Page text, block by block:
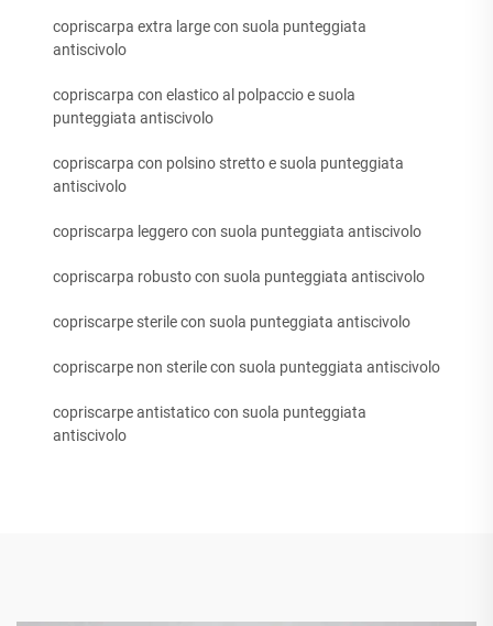
copriscarpa extra large con suola punteggiata
antiscivolo
copriscarpa con elastico al polpaccio e suola
punteggiata antiscivolo
copriscarpa con polsino stretto e suola punteggiata
antiscivolo
copriscarpa leggero con suola punteggiata antiscivolo
copriscarpa robusto con suola punteggiata antiscivolo
copriscarpe sterile con suola punteggiata antiscivolo
copriscarpe non sterile con suola punteggiata antiscivolo
copriscarpe antistatico con suola punteggiata
antiscivolo